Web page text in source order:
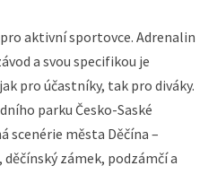
aktivní sportovce. Adrenalin
a svou specifikou je
pro účastníky, tak pro diváky.
parku Česko-Saské
scenérie města Děčína –
zámek, podzámčí a